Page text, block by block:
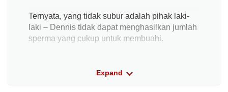
Ternyata, yang tidak subur adalah pihak laki-
laki – Dennis tidak dapat menghasilkan jumlah
sperma yang cukup untuk membuahi.
mental," ujar Dennis. "Hasilnya membuat saya
Expand